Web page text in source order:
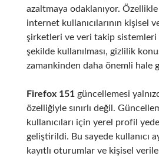
azaltmaya odaklanıyor. Özellikle
internet kullanıcılarının kişisel
şirketleri ve veri takip sistemleri
şekilde kullanılması, gizlilik
zamankinden daha önemli hale
Firefox 151güncellemesi
özelliğiyle sınırlı değil.
kullanıcıları için yerel profil
geliştirildi. Bu sayede kullanıcı
kayıtlı oturumlar ve kişisel